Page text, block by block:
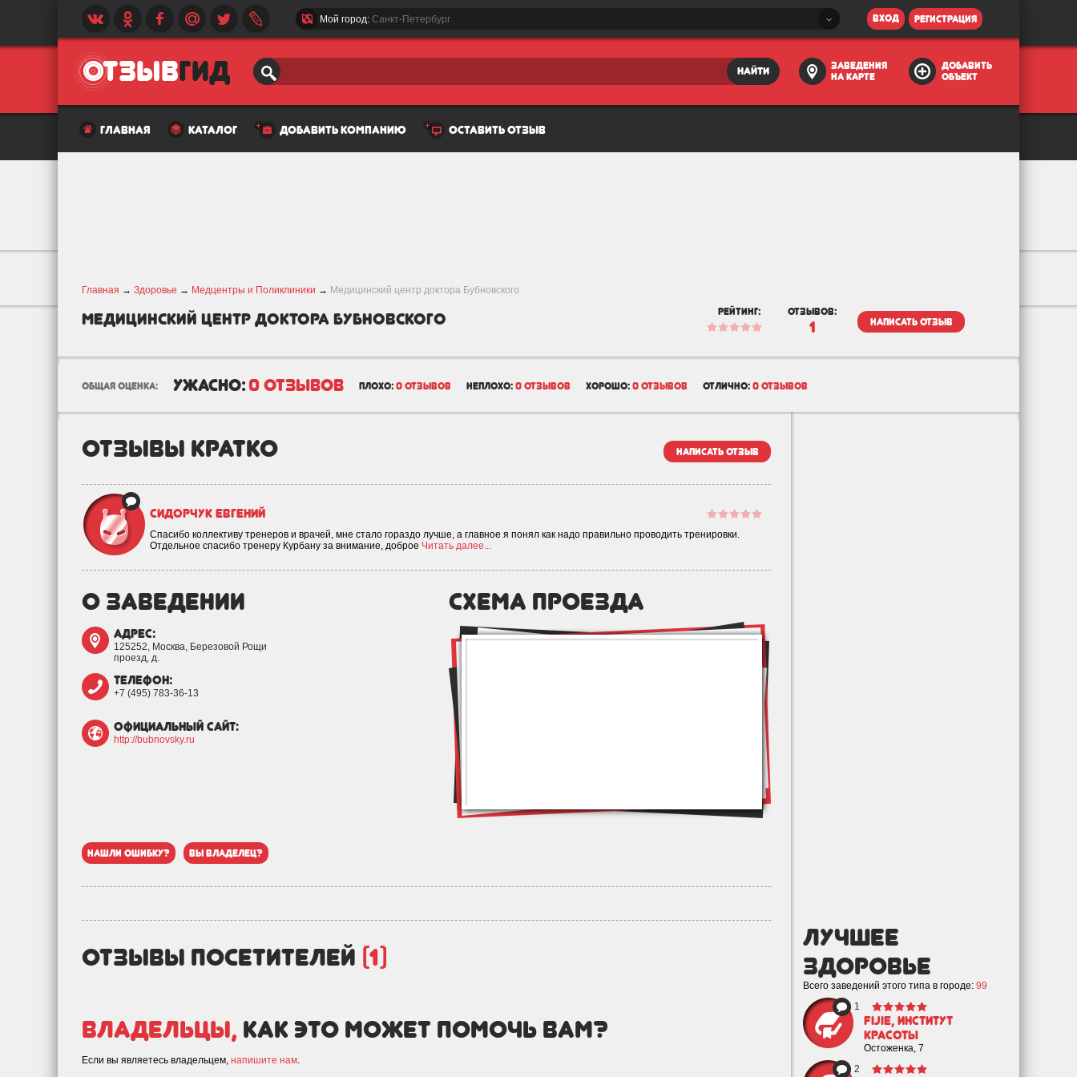
Мой город: Санкт-Петербург вход регистрация
найти
заведения
на карте
добавить
объект
главная каталог добавить компанию оставить отзыв
Главная → Здоровье → Медцентры и Поликлиники → Медицинский центр доктора Бубновского
Медицинский центр доктора Бубновского рейтинг: отзывов:
1 написать отзыв
общая оценка: ужасно: 0 отзывов плохо: 0 отзывов неплохо: 0 отзывов хорошо: 0 отзывов отлично: 0 отзывов
лучшее
Здоровье
Всего заведений этого типа в городе: 99
1
Fijie, институт
красоты
Остоженка, 7
2
отзывы кратко написать отзыв
Сидорчук Евгений
Спасибо коллективу тренеров и врачей, мне стало гораздо лучше, а главное я понял как надо правильно проводить тренировки.
Отдельное спасибо тренеру Курбану за внимание, доброе Читать далее...
о заведении
адрес:
125252, Москва, Березовой Рощи
проезд, д.
телефон:
+7 (495) 783-36-13
официальный сайт:
http://bubnovsky.ru
схема проезда
нашли ошибку? вы владелец?
отзывы посетителей (1)
Владельцы, как это может помочь вам?
Если вы являетесь владельцем, напишите нам.